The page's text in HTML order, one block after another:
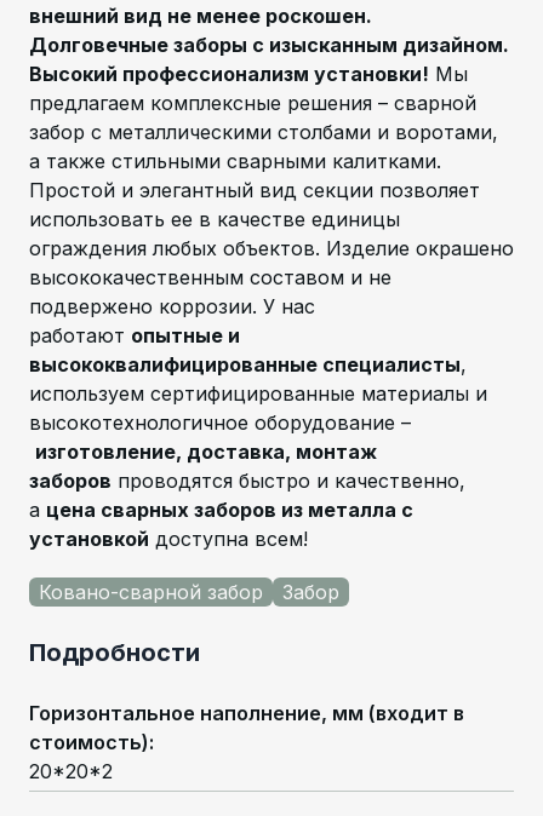
внешний вид не менее роскошен.
Долговечные заборы с изысканным дизайном.
Высокий профессионализм установки! Мы
предлагаем комплексные решения – сварной
забор с металлическими столбами и воротами,
а также стильными сварными калитками.
Простой и элегантный вид секции позволяет
использовать ее в качестве единицы
ограждения любых объектов. Изделие окрашено
высококачественным составом и не
подвержено коррозии. У нас
работают опытные и
высококвалифицированные специалисты,
используем сертифицированные материалы и
высокотехнологичное оборудование –
изготовление, доставка, монтаж
заборов проводятся быстро и качественно,
а цена сварных заборов из металла с
установкой доступна всем!
Ковано-сварной забор Забор
Подробности
Горизонтальное наполнение, мм (входит в
стоимость):
20*20*2